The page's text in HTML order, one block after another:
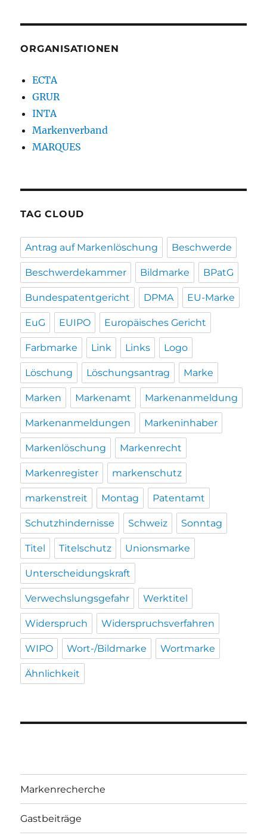
ORGANISATIONEN
ECTA
GRUR
INTA
Markenverband
MARQUES
TAG CLOUD
Antrag auf Markenlöschung Beschwerde
Beschwerdekammer Bildmarke BPatG
Bundespatentgericht DPMA EU-Marke
EuG EUIPO Europäisches Gericht
Farbmarke Link Links Logo
Löschung Löschungsantrag Marke
Marken Markenamt Markenanmeldung
Markenanmeldungen Markeninhaber
Markenlöschung Markenrecht
Markenregister markenschutz
markenstreit Montag Patentamt
Schutzhindernisse Schweiz Sonntag
Titel Titelschutz Unionsmarke
Unterscheidungskraft
Verwechslungsgefahr Werktitel
Widerspruch Widerspruchsverfahren
WIPO Wort-/Bildmarke Wortmarke
Ähnlichkeit
Markenrecherche
Gastbeiträge